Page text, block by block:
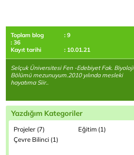
Toplam blog
: 9
: 36
Kayıt tarihi
: 10.01.21
Selçuk Üniversitesi Fen -Edebiyet Fak. Biyoloji
Bölümü mezunuyum.2010 yılında mesleki
hayatıma Siir..
Yazdığım Kategoriler
Projeler (7)
Eğitim (1)
Çevre Bilinci (1)